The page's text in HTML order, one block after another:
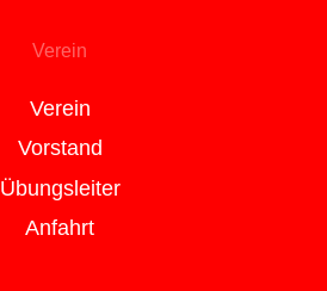
Verein
Verein
Vorstand
Übungsleiter
Anfahrt